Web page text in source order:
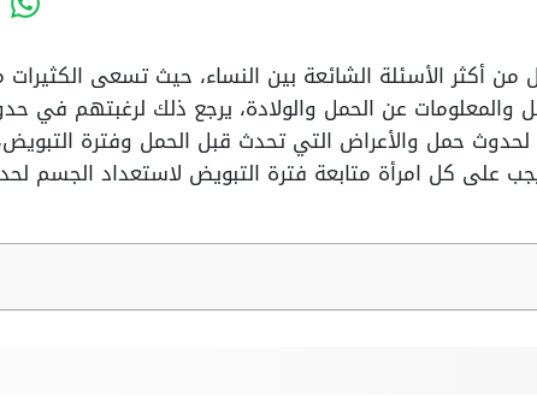
أكثر الأسئلة الشائعة بين النساء، حيث تسعى
والمعلومات عن الحمل والولادة، يرجع ذلك لرغبتهم في
لحدوث حمل والأعراض التي تحدث قبل الحمل وفترة
على كل امرأة متابعة فترة التبويض لاستعداد الجسم